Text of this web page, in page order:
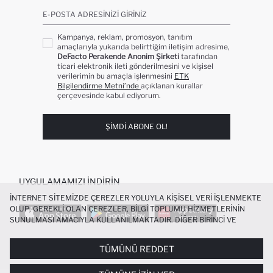
E-POSTA ADRESINIZI GIRINIZ
Kampanya, reklam, promosyon, tanıtım
amaçlarıyla yukarıda belirttiğim iletişim adresime,
DeFacto Perakende Anonim Şirketi tarafından
ticari elektronik ileti gönderilmesini ve kişisel
verilerimin bu amaçla işlenmesini ETK
Bilgilendirme Metni’nde açıklanan kurallar
çerçevesinde kabul ediyorum.
ŞIMDI ABONE OL!
UYGULAMAMIZI İNDIRIN
POPÜLER KATEGORILER
İNTERNET SITEMIZDE ÇEREZLER YOLUYLA KIŞISEL VERI IŞLENMEKTE
OLUP; GEREKLI OLAN ÇEREZLER, BILGI TOPLUMU HIZMETLERININ
SUNULMASI AMACIYLA KULLANILMAKTADIR. DIĞER BIRINCI VE
DENEYIMI SUNULABILMESI, SITEMIZIN DAHA IŞLEVSEL KILINMASI VE
KIŞISELLEŞTIRMESI VE AÇIK RIZA VERMENIZ HALINDE, SIZLERE
YÖNELIK PAZARLAMA FAALIYETLERININ YAPILMASI AMAÇLARIYLA
TÜMÜNÜ REDDET